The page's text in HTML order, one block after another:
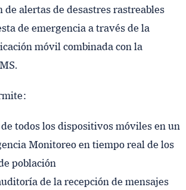
de alertas de desastres rastreables
de emergencia a través de la
móvil combinada con la
todos los dispositivos móviles en un
Monitoreo en tiempo real de los
población
de la recepción de mensajes